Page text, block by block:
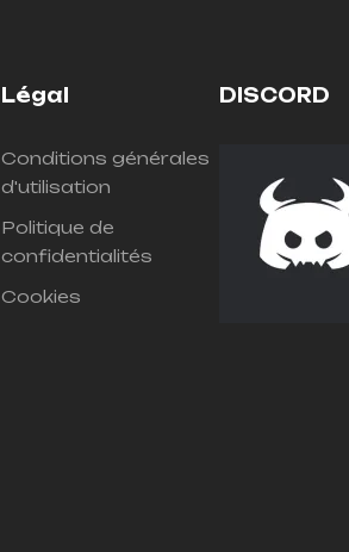
Légal
Conditions générales
d'utilisation
Politique de
confidentialités
Cookies
DISCORD